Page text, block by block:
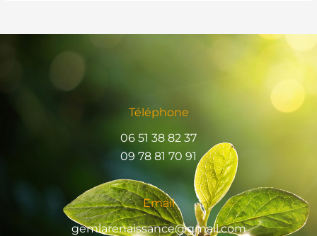
Téléphone
06 51 38 82 37
09 78 81 70 91
Email
gemlarenaissance@gmail.com